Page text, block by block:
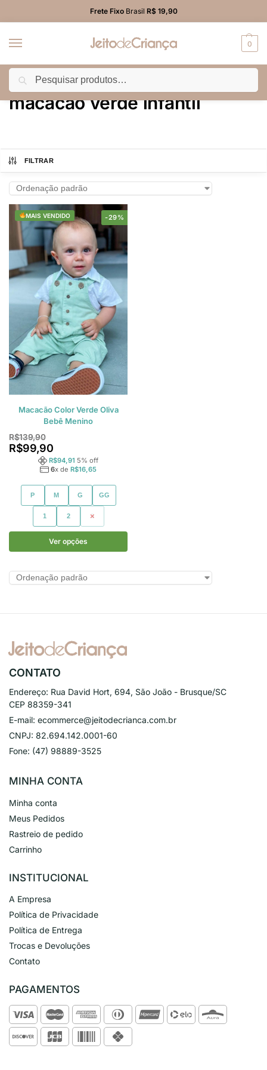
Frete FixoBrasil R$ 19,90
0
Início Produtos marcados com a tag “macacão verde infantil”
macacão verde infantil
FILTRAR
-29%
MAIS VENDIDO
Macacão Color Verde Oliva
Bebê Menino
R$139,90
R$99,90
R$94,91 5% off
6x de R$16,65
P M G GG
1 2 3
Ver opções
CONTATO
Endereço: Rua David Hort, 694, São João - Brusque/SC
CEP 88359-341
E-mail: ecommerce@jeitodecrianca.com.br
CNPJ: 82.694.142.0001-60
Fone: (47) 98889-3525
MINHA CONTA
Minha conta
Meus Pedidos
Rastreio de pedido
Carrinho
INSTITUCIONAL
A Empresa
Política de Privacidade
Política de Entrega
Trocas e Devoluções
Contato
PAGAMENTOS